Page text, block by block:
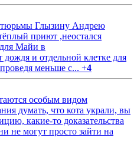
тюрьмы Глызину Андрею
приют ,неостался
Майи в
и отдельной клетке для
меньше с... +4
особым видом
думать, что кота украли, вы
какие-то доказательства
не могут просто зайти на